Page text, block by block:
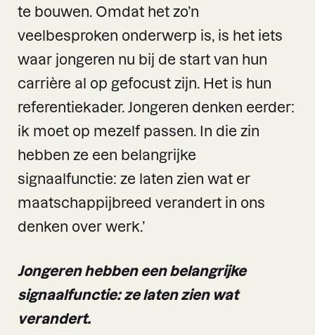
te bouwen. Omdat het zo’n
veelbesproken onderwerp is, is het iets
waar jongeren nu bij de start van hun
carrière al op gefocust zijn. Het is hun
referentiekader. Jongeren denken eerder:
ik moet op mezelf passen. In die zin
hebben ze een belangrijke
signaalfunctie: ze laten zien wat er
maatschappijbreed verandert in ons
denken over werk.’
Jongeren hebben een belangrijke
signaalfunctie: ze laten zien wat
verandert.